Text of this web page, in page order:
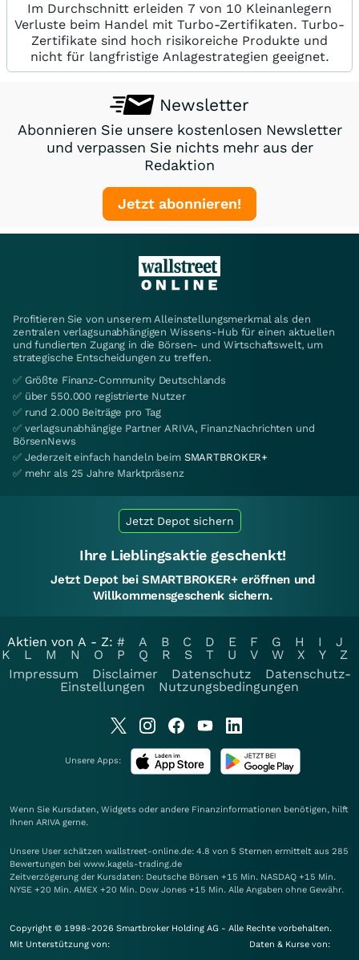
Im Durchschnitt erleiden 7 von 10 Kleinanlegern
Verluste beim Handel mit Turbo-Zertifikaten. Turbo-
Zertifikate sind hoch risikoreiche Produkte und
nicht für langfristige Anlagestrategien geeignet.
Newsletter
Abonnieren Sie unsere kostenlosen Newsletter
und verpassen Sie nichts mehr aus der
Redaktion
Jetzt abonnieren!
Profitieren Sie von unserem Alleinstellungsmerkmal als den
zentralen verlagsunabhängigen Wissens-Hub für einen aktuellen
und fundierten Zugang in die Börsen- und Wirtschaftswelt, um
strategische Entscheidungen zu treffen.
✅ Größte Finanz-Community Deutschlands
✅ über 550.000 registrierte Nutzer
✅ rund 2.000 Beiträge pro Tag
✅ verlagsunabhängige Partner ARIVA, FinanzNachrichten und
BörsenNews
✅ Jederzeit einfach handeln beim SMARTBROKER+
✅ mehr als 25 Jahre Marktpräsenz
Jetzt Depot sichern
Ihre Lieblingsaktie geschenkt!
Jetzt Depot bei SMARTBROKER+ eröffnen und
Willkommensgeschenk sichern.
Aktien von A - Z: # A B C D E F G H I
J
K
L M N O P Q R S T U V W X Y
Z
Impressum
Disclaimer Datenschutz
Datenschutz-
Einstellungen
Nutzungsbedingungen
Unsere Apps:
Wenn Sie Kursdaten, Widgets oder andere Finanzinformationen benötigen, hilft
Ihnen ARIVA gerne.
Unsere User schätzen wallstreet-online.de: 4.8 von 5 Sternen ermittelt aus 285
Bewertungen bei www.kagels-trading.de
Zeitverzögerung der Kursdaten: Deutsche Börsen +15 Min. NASDAQ +15 Min.
NYSE +20 Min. AMEX +20 Min. Dow Jones +15 Min. Alle Angaben ohne Gewähr.
Copyright © 1998-2026 Smartbroker Holding AG - Alle Rechte vorbehalten.
Mit Unterstützung von:
Daten & Kurse von: